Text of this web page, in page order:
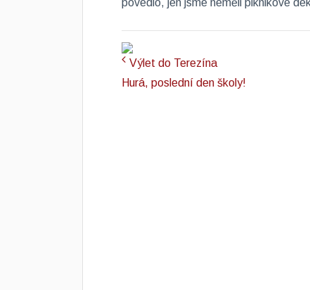
povedlo, jen jsme neměli piknikové
Výlet do Terezína
Hurá, poslední den školy!